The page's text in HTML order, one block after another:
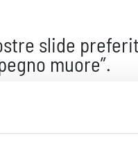
slide
muore”.